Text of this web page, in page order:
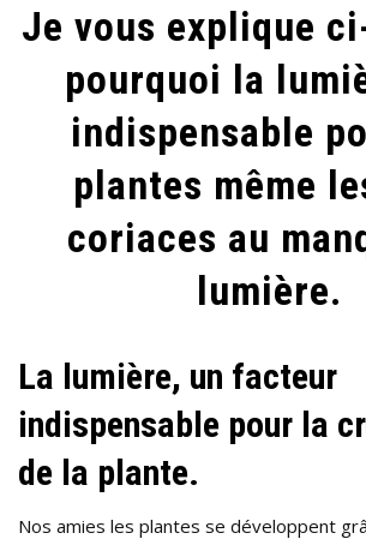
Je vous explique
pourquoi la
indispensable
plantes même
coriaces au
lumière.
La lumière, un facteur
indispensable pour la
de la plante.
Nos amies les plantes se développent